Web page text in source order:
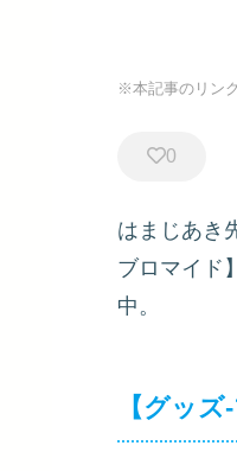
※本記事のリン
0
はまじあき
ブロマイド
中。
【グッ